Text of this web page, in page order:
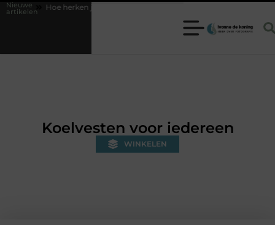
Nieuwe
artikelen
je een betrouwbare slotenmaker in Baarn en voorkom je onnodige
Koelvesten voor iedereen
WINKELEN